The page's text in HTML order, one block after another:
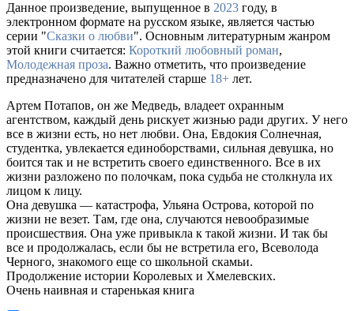
Данное произведение, выпущенное в 2023 году, в
электронном формате на русском языке, является частью
серии "Сказки о любви". Основным литературным жанром
этой книги считается: Короткий любовный роман,
Молодежная проза. Важно отметить, что произведение
предназначено для читателей старше 18+ лет.
Артем Потапов, он же Медведь, владеет охранным
агентством, каждый день рискует жизнью ради других. У него
все в жизни есть, но нет любви. Она, Евдокия Солнечная,
студентка, увлекается единоборствами, сильная девушка, но
боится так и не встретить своего единственного. Все в их
жизни разложено по полочкам, пока судьба не столкнула их
лицом к лицу.
Она девушка — катастрофа, Ульяна Острова, которой по
жизни не везет. Там, где она, случаются невообразимые
происшествия. Она уже привыкла к такой жизни. И так бы
все и продолжалась, если бы не встретила его, Всеволода
Черного, знакомого еще со школьной скамьи.
Продолжение истории Королевых и Хмелевских.
Очень наивная и старенькая книга